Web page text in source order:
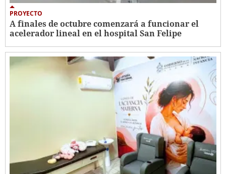
PROYECTO
A finales de octubre comenzará a funcionar el
acelerador lineal en el hospital San Felipe